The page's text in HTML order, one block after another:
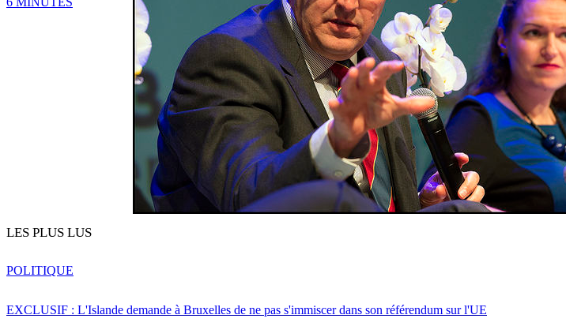
LES PLUS LUS
EXCLUSIF : L'Islande demande à Bruxelles de ne pas s'immiscer dans son référendum sur l'UE
POLITIQUE